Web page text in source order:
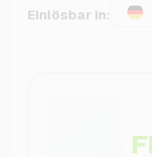
Einlösbar in: